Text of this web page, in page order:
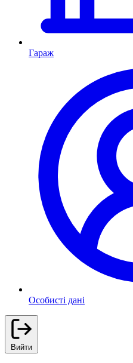
Гараж
Особисті дані
Вийти